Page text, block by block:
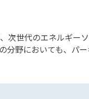
次世代のエネルギ
分野においても、